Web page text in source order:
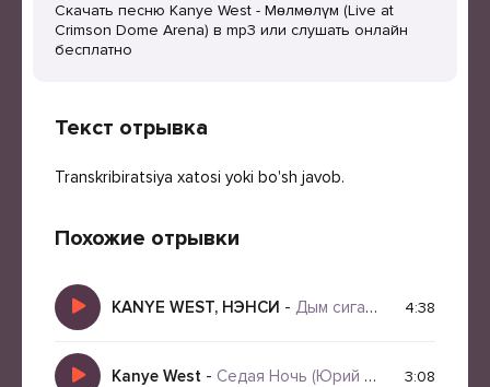
Скачать песню Kanye West - Мөлмөлүм (Live at
Crimson Dome Arena) в mp3 или слушать онлайн
бесплатно
Текст отрывка
Transkribiratsiya xatosi yoki bo'sh javob.
Похожие отрывки
KANYE WEST, НЭНСИ - Дым сигарет с ментолом (Borissovpro) 4:38
Kanye West - Седая Ночь (Юрий Шатунов Cover) 3:08